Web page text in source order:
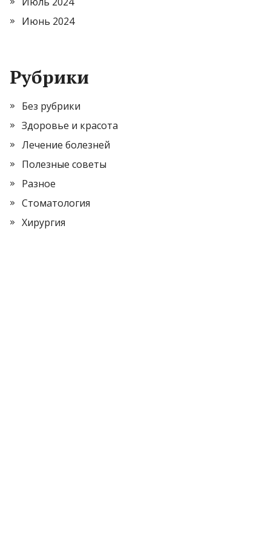
Июнь 2024
Рубрики
Без рубрики
Здоровье и красота
Лечение болезней
Полезные советы
Разное
Стоматология
Хирургия